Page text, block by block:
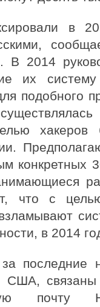
в
В 2014
их
подобного
хакеров
конкретных
что с
в 2014
последние
США, связаны
почту